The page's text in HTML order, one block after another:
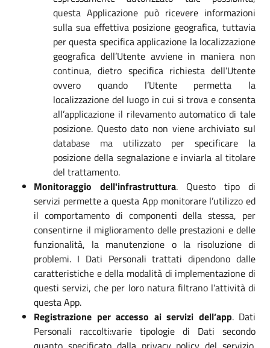
questa Applicazione può ricevere informazioni
sulla sua effettiva posizione geografica, tuttavia
per questa specifica applicazione la localizzazione
geografica dell’Utente avviene in maniera non
continua, dietro specifica richiesta dell’Utente
ovvero quando l’Utente permetta la
localizzazione del luogo in cui si trova e consenta
all’applicazione il rilevamento automatico di tale
posizione. Questo dato non viene archiviato sul
database ma utilizzato per specificare la
posizione della segnalazione e inviarla al titolare
del trattamento.
Monitoraggio dell'infrastruttura. Questo tipo di
servizi permette a questa App monitorare l’utilizzo ed
il comportamento di componenti della stessa, per
consentirne il miglioramento delle prestazioni e delle
funzionalità, la manutenzione o la risoluzione di
problemi. I Dati Personali trattati dipendono dalle
caratteristiche e della modalità di implementazione di
questi servizi, che per loro natura filtrano l’attività di
questa App.
Registrazione per accesso ai servizi dell’app. Dati
Personali raccolti:varie tipologie di Dati secondo